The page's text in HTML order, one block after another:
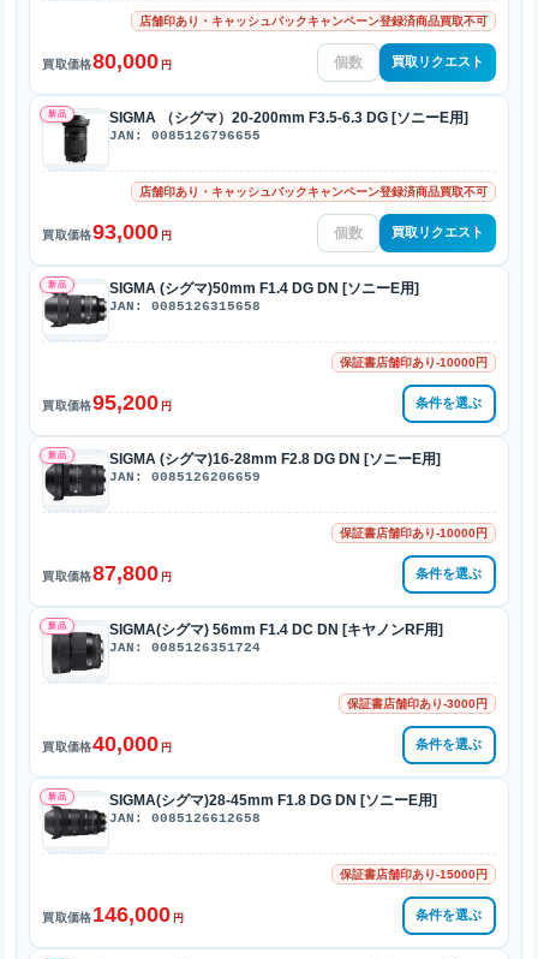
店舗印あり・キャッシュバックキャンペーン登録済商品買取不可
買取価格80,000 円 買取リクエスト
新品 SIGMA （シグマ）20-200mm F3.5-6.3 DG [ソニーE用]
JAN: 0085126796655
店舗印あり・キャッシュバックキャンペーン登録済商品買取不可
買取価格93,000 円 買取リクエスト
新品 SIGMA (シグマ)50mm F1.4 DG DN [ソニーE用]
JAN: 0085126315658
保証書店舗印あり-10000円
買取価格95,200 円 条件を選ぶ
新品 SIGMA (シグマ)16-28mm F2.8 DG DN [ソニーE用]
JAN: 0085126206659
保証書店舗印あり-10000円
買取価格87,800 円 条件を選ぶ
新品 SIGMA(シグマ) 56mm F1.4 DC DN [キヤノンRF用]
JAN: 0085126351724
保証書店舗印あり-3000円
買取価格40,000 円 条件を選ぶ
新品 SIGMA(シグマ)28-45mm F1.8 DG DN [ソニーE用]
JAN: 0085126612658
保証書店舗印あり-15000円
買取価格146,000 円 条件を選ぶ